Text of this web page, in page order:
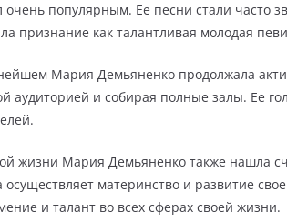
очень популярным. Ее песни стали часто
признание как талантливая молодая
Мария Демьяненко продолжала
аудиторией и собирая полные залы. Ее
жизни Мария Демьяненко также нашла
осуществляет материнство и развитие
и талант во всех сферах своей жизни.